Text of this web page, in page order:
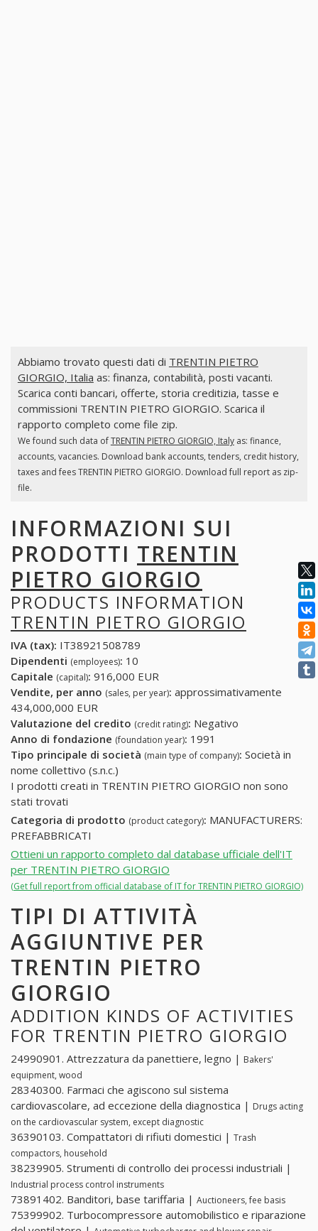
Abbiamo trovato questi dati di TRENTIN PIETRO
GIORGIO, Italia as: finanza, contabilità, posti vacanti.
Scarica conti bancari, offerte, storia creditizia, tasse e
commissioni TRENTIN PIETRO GIORGIO. Scarica il
rapporto completo come file zip.
We found such data ofTRENTIN PIETRO GIORGIO, Italyas: finance,
accounts, vacancies. Download bank accounts, tenders, credit history,
taxes and fees TRENTIN PIETRO GIORGIO. Download full report as zip-
file.
INFORMAZIONI SUI
PRODOTTI TRENTIN
PIETRO GIORGIO
PRODUCTS INFORMATION
TRENTIN PIETRO GIORGIO
IVA (tax): IT38921508789
Dipendenti (employees): 10
Capitale (capital): 916,000 EUR
Vendite, per anno (sales, per year): approssimativamente
434,000,000 EUR
Valutazione del credito (credit rating): Negativo
Anno di fondazione (foundation year): 1991
Tipo principale di società (main type of company): Società in
nome collettivo (s.n.c.)
I prodotti creati in TRENTIN PIETRO GIORGIO non sono
stati trovati
Categoria di prodotto (product category): MANUFACTURERS:
PREFABBRICATI
Ottieni un rapporto completo dal database ufficiale dell'IT
per TRENTIN PIETRO GIORGIO
(Get full report from official database of IT for TRENTIN PIETRO GIORGIO)
TIPI DI ATTIVITÀ
AGGIUNTIVE PER
TRENTIN PIETRO
GIORGIO
ADDITION KINDS OF ACTIVITIES
FOR TRENTIN PIETRO GIORGIO
24990901. Attrezzatura da panettiere, legno | Bakers'
equipment, wood
28340300. Farmaci che agiscono sul sistema
cardiovascolare, ad eccezione della diagnostica | Drugs acting
on the cardiovascular system, except diagnostic
36390103. Compattatori di rifiuti domestici | Trash
compactors, household
38239905. Strumenti di controllo dei processi industriali |
Industrial process control instruments
73891402. Banditori, base tariffaria | Auctioneers, fee basis
75399902. Turbocompressore automobilistico e riparazione